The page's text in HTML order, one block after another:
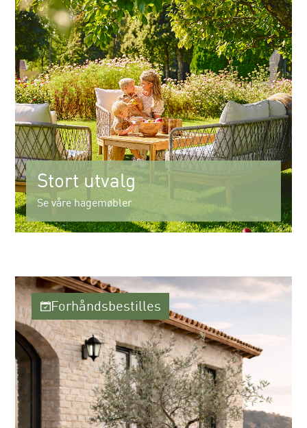
Stort utvalg
Se våre hagemøbler
Forhåndsbestilles